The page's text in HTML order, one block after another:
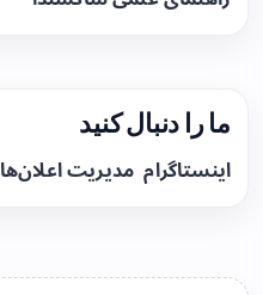
ما را دنبال کنید
اینستاگرام مدیریت اعلان‌ها